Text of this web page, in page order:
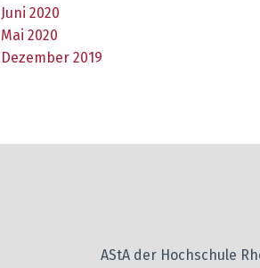
Juni 2020
Mai 2020
Dezember 2019
AStA der Hochschule